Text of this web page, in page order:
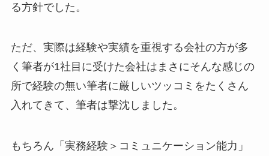
る方針でした。
ただ、実際は経験や実績を重視する会社の方が多
く筆者が1社目に受けた会社はまさにそんな感じの
所で経験の無い筆者に厳しいツッコミをたくさん
入れてきて、筆者は撃沈しました。
もちろん「実務経験＞コミュニケーション能力」